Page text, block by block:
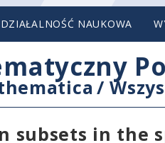
DZIAŁALNOŚĆ NAUKOWA
/
subsets in the